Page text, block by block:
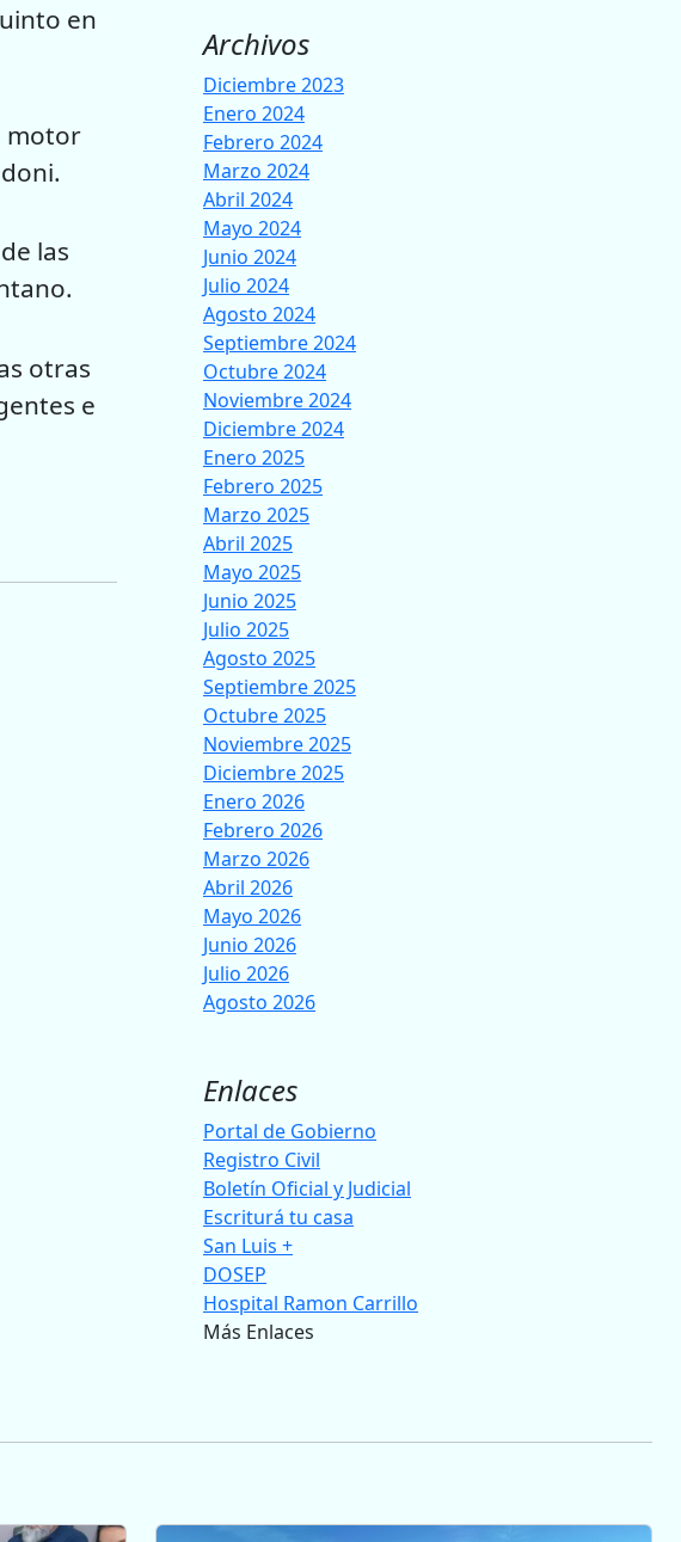
en
motor
las
otras
e
Archivos
Diciembre 2023
Enero 2024
Febrero 2024
Marzo 2024
Abril 2024
Mayo 2024
Junio 2024
Julio 2024
Agosto 2024
Septiembre 2024
Octubre 2024
Noviembre 2024
Diciembre 2024
Enero 2025
Febrero 2025
Marzo 2025
Abril 2025
Mayo 2025
Junio 2025
Julio 2025
Agosto 2025
Septiembre 2025
Octubre 2025
Noviembre 2025
Diciembre 2025
Enero 2026
Febrero 2026
Marzo 2026
Abril 2026
Mayo 2026
Junio 2026
Julio 2026
Agosto 2026
Enlaces
Portal de Gobierno
Registro Civil
Boletín Oficial y Judicial
Escriturá tu casa
San Luis +
DOSEP
Hospital Ramon Carrillo
Más Enlaces